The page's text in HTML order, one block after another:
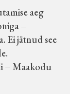
aeg
–
Ei jätnud see
– Maakodu